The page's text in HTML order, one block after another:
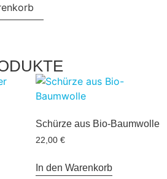
Schürze aus Bio-Baumwolle
22,00 €
In den Warenkorb